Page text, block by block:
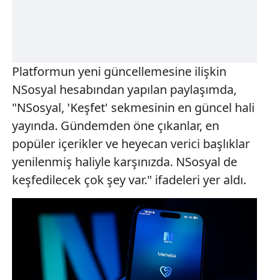
Platformun yeni güncellemesine ilişkin
NSosyal hesabından yapılan paylaşımda,
"NSosyal, 'Keşfet' sekmesinin en güncel hali
yayında. Gündemden öne çıkanlar, en
popüler içerikler ve heyecan verici başlıklar
yenilenmiş haliyle karşınızda. NSosyal de
keşfedilecek çok şey var." ifadeleri yer aldı.